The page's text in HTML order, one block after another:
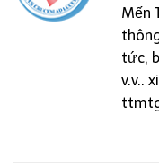
Mến
tức,
v.v..